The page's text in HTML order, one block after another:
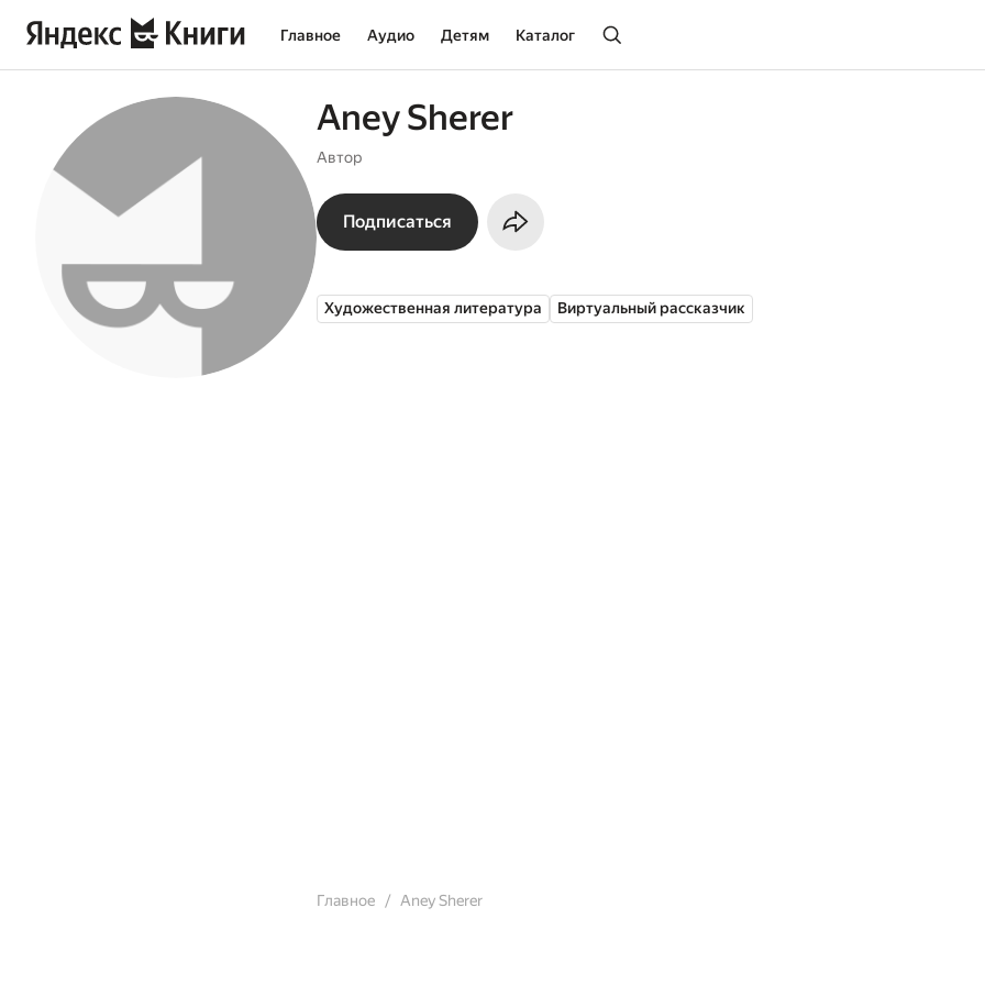
Главное Аудио Детям Каталог
Aney Sherer
Автор
Подписаться
Художественная литература Виртуальный рассказчик
Главное Aney Sherer